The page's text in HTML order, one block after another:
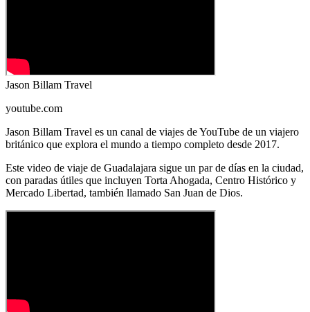
Jason Billam Travel
youtube.com
Jason Billam Travel es un canal de viajes de YouTube de un viajero
británico que explora el mundo a tiempo completo desde 2017.
Este video de viaje de Guadalajara sigue un par de días en la ciudad,
con paradas útiles que incluyen Torta Ahogada, Centro Histórico y
Mercado Libertad, también llamado San Juan de Dios.